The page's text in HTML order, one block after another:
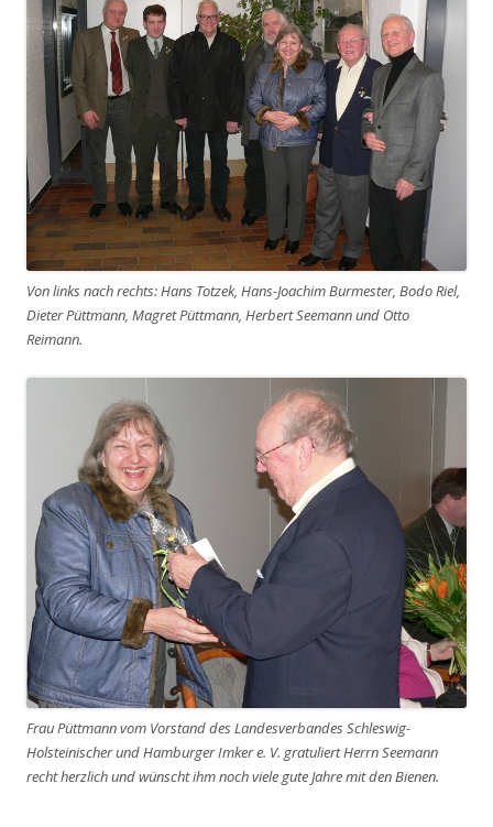
Von links nach rechts: Hans Totzek, Hans-Joachim Burmester, Bodo Riel,
Dieter Püttmann, Magret Püttmann, Herbert Seemann und Otto
Reimann.
Frau Püttmann vom Vorstand des Landesverbandes Schleswig-
Holsteinischer und Hamburger Imker e. V. gratuliert Herrn Seemann
recht herzlich und wünscht ihm noch viele gute Jahre mit den Bienen.